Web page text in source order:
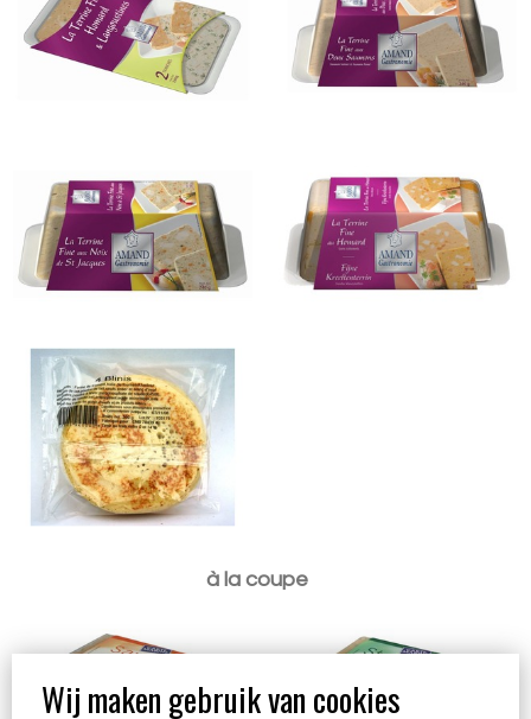
La Terrine Noix St
Jacques 240gr
La Terrine Homard 240gr
Blinis 4x200g
à la coupe
La Terrine Saumon
Wij maken gebruik van cookies